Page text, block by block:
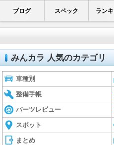
ブログ スペック ラン
みんカラ 人気のカテゴリ
車種別
整備手帳
パーツレビュー
スポット
まとめ